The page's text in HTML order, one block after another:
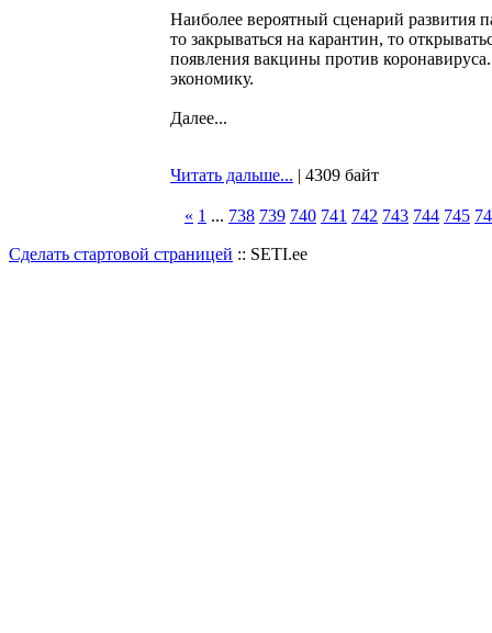
Наиболее вероятный сценарий развития
то закрываться на карантин, то
появления вакцины против
экономику.
Далее...
Читать дальше... | 4309 байт
« 1 ... 738 739 740 741 742 743 744 745
Сделать стартовой страницей :: SETI.ee